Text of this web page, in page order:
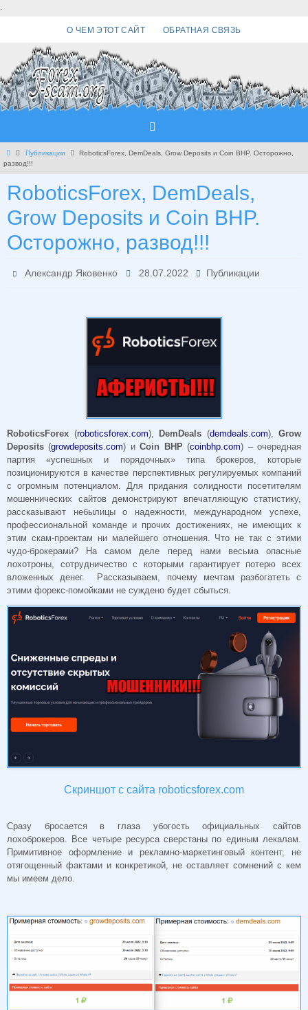
.
О ЧЕМ ЭТОТ САЙТ ОБРАТНАЯ СВЯЗЬ
Главная
Публикации
RoboticsForex, DemDeals, Grow Deposits и Coin BHP. Осторожно,
развод!!!
RoboticsForex, DemDeals,
Grow Deposits и Coin BHP.
Осторожно, развод!!!
Александр Яковенко 28.07.2022 Публикации
RoboticsForex (roboticsforex.com), DemDeals (demdeals.com), Grow
Deposits (growdeposits.com) иCoin BHP(coinbhp.com) – очередная
партия «успешных и порядочных» типа брокеров, которые
позиционируются в качестве перспективных регулируемых компаний
с огромным потенциалом. Для придания солидности посетителям
мошеннических сайтов демонстрируют впечатляющую статистику,
рассказывают небылицы о надежности, международном успехе,
профессиональной команде и прочих достижениях, не имеющих к
этим скам-проектам ни малейшего отношения. Что не так с этими
чудо-брокерами? На самом деле перед нами весьма опасные
лохотроны, сотрудничество с которыми гарантирует потерю всех
вложенных денег. Рассказываем, почему мечтам разбогатеть с
этими форекс-помойками не суждено будет сбыться.
Скриншот с сайта roboticsforex.com
Сразу бросается в глаза убогость официальных сайтов
лохоброкеров. Все четыре ресурса сверстаны по единым лекалам.
Примитивное оформление и рекламно-маркетинговый контент, не
отягощенный фактами и конкретикой, не оставляет сомнений с кем
мы имеем дело.